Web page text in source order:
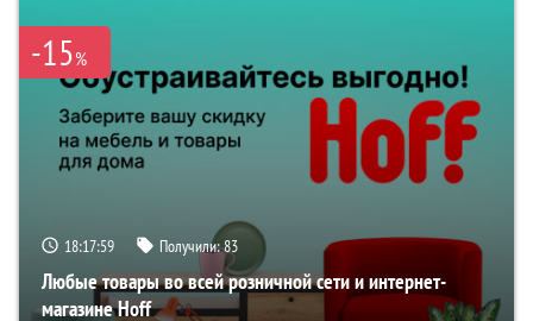
-15%
18:17:57 Получили:83
Любые товары во всей розничной сети и интернет-
магазине Hoff